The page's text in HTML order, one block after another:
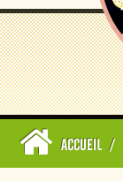
ACCUEIL /